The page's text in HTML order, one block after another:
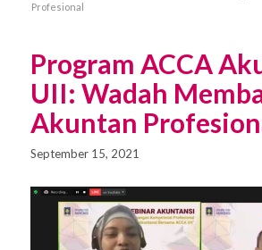
Profesional
Program ACCA
UII: Wadah
Akuntan
September 15, 2021